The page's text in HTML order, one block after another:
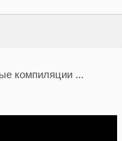
компиляции ...